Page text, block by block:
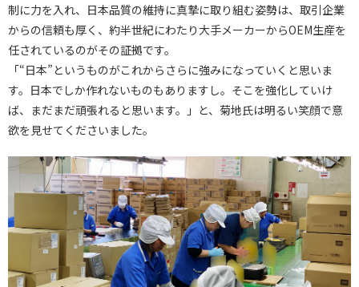
制に力を入れ、日本品質の維持に真摯に取り組む姿勢は、取引企業
からの信頼も厚く、約半世紀にわたり大手メーカーからOEM生産を
任されているのがその証拠です。
「“日本”というものがこれからさらに強みになっていくと思いま
す。日本でしか作れないものもありますし。そこを強化していけ
ば、まだまだ頑張れると思います。」と、菊地氏は明るい笑顔で意
欲を見せてくださいました。